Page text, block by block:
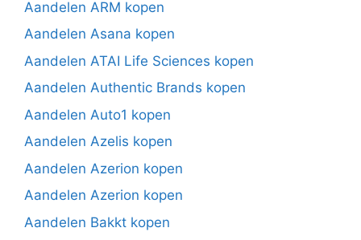
Aandelen ARM kopen
Aandelen Asana kopen
Aandelen ATAI Life Sciences kopen
Aandelen Authentic Brands kopen
Aandelen Auto1 kopen
Aandelen Azelis kopen
Aandelen Azerion kopen
Aandelen Azerion kopen
Aandelen Bakkt kopen